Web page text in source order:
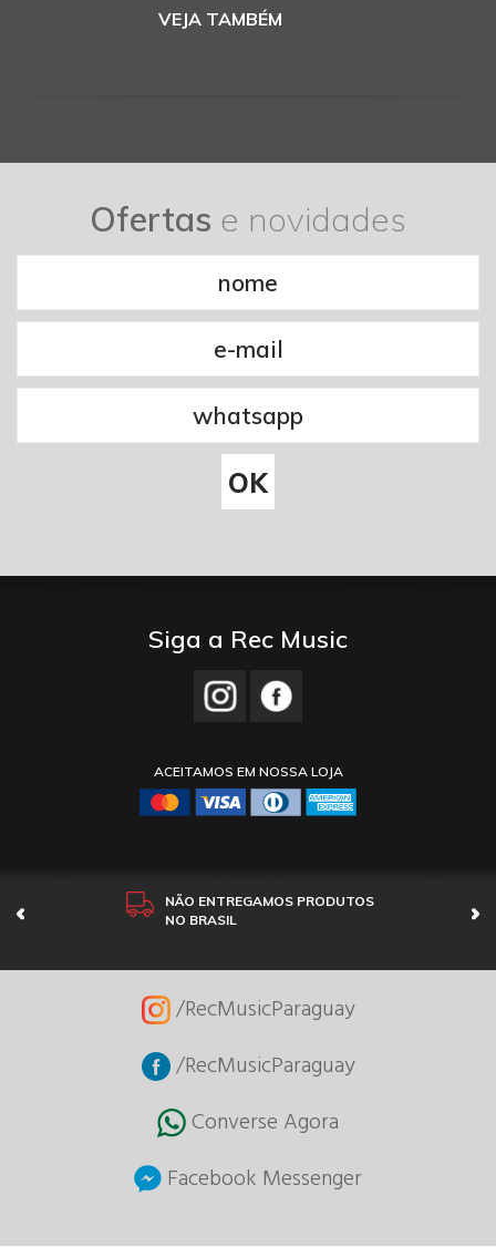
VEJA TAMBÉM
Ofertas e novidades
Siga a Rec Music
ACEITAMOS EM NOSSA LOJA
NÃO ENTREGAMOS PRODUTOS
NO BRASIL
/RecMusicParaguay
/RecMusicParaguay
Converse Agora
Facebook Messenger